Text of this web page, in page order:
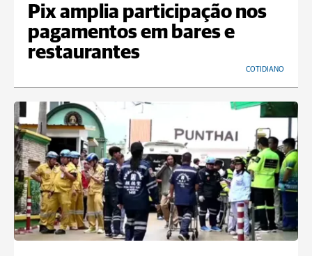
Pix amplia participação nos
pagamentos em bares e
restaurantes
COTIDIANO